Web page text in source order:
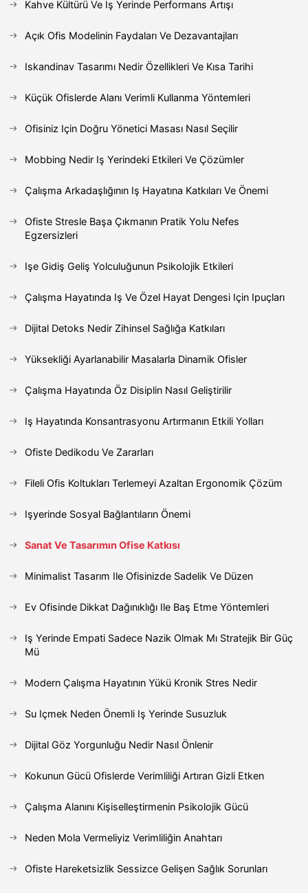
Kahve Kültürü Ve Iş Yerinde Performans Artışı
Açık Ofis Modelinin Faydaları Ve Dezavantajları
Iskandinav Tasarımı Nedir Özellikleri Ve Kısa Tarihi
Küçük Ofislerde Alanı Verimli Kullanma Yöntemleri
Ofisiniz Için Doğru Yönetici Masası Nasıl Seçilir
Mobbing Nedir Iş Yerindeki Etkileri Ve Çözümler
Çalışma Arkadaşlığının Iş Hayatına Katkıları Ve Önemi
Ofiste Stresle Başa Çıkmanın Pratik Yolu Nefes
Egzersizleri
Işe Gidiş Geliş Yolculuğunun Psikolojik Etkileri
Çalışma Hayatında Iş Ve Özel Hayat Dengesi Için Ipuçları
Dijital Detoks Nedir Zihinsel Sağlığa Katkıları
Yüksekliği Ayarlanabilir Masalarla Dinamik Ofisler
Çalışma Hayatında Öz Disiplin Nasıl Geliştirilir
Iş Hayatında Konsantrasyonu Artırmanın Etkili Yolları
Ofiste Dedikodu Ve Zararları
Fileli Ofis Koltukları Terlemeyi Azaltan Ergonomik Çözüm
Işyerinde Sosyal Bağlantıların Önemi
Sanat Ve Tasarımın Ofise Katkısı
Minimalist Tasarım Ile Ofisinizde Sadelik Ve Düzen
Ev Ofisinde Dikkat Dağınıklığı Ile Baş Etme Yöntemleri
Iş Yerinde Empati Sadece Nazik Olmak Mı Stratejik Bir Güç
Mü
Modern Çalışma Hayatının Yükü Kronik Stres Nedir
Su Içmek Neden Önemli Iş Yerinde Susuzluk
Dijital Göz Yorgunluğu Nedir Nasıl Önlenir
Kokunun Gücü Ofislerde Verimliliği Artıran Gizli Etken
Çalışma Alanını Kişiselleştirmenin Psikolojik Gücü
Neden Mola Vermeliyiz Verimliliğin Anahtarı
Ofiste Hareketsizlik Sessizce Gelişen Sağlık Sorunları